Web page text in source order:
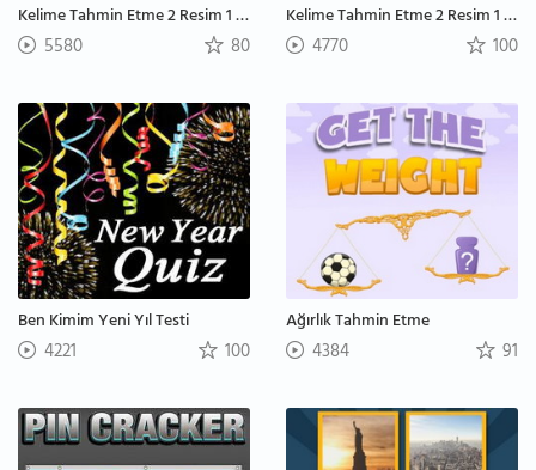
Kelime Tahmin Etme 2 Resim 1 Kelime: Zor
5580 80
Kelime Tahmin Etme 2 Resim 1 Kelime: Kolay
4770 100
Ben Kimim Yeni Yıl Testi
4221 100
Ağırlık Tahmin Etme
4384 91